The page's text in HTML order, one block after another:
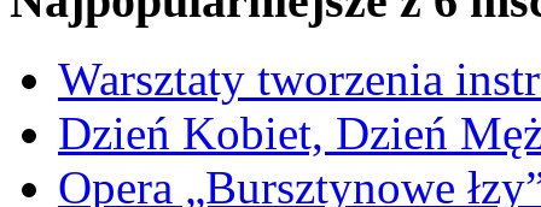
Warsztaty tworzenia
Dzień Kobiet, Dzień
Opera „Bursztynowe